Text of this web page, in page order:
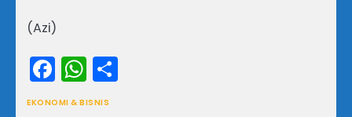
(Azi)
Facebook
WhatsApp
EKONOMI & BISNIS